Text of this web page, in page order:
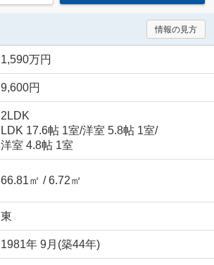
情報の見方
1,590万円
9,600円
2LDK
LDK 17.6帖 1室/洋室 5.8帖 1室/
洋室 4.8帖 1室
66.81㎡ / 6.72㎡
東
1981年 9月(築44年)